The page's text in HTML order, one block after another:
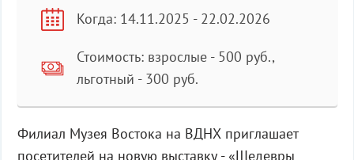
Когда: 14.11.2025 - 22.02.2026
Стоимость: взрослые - 500 руб.,
льготный - 300 руб.
Филиал Музея Востока на ВДНХ приглашает
посетителей на новую выставку - «Шедевры